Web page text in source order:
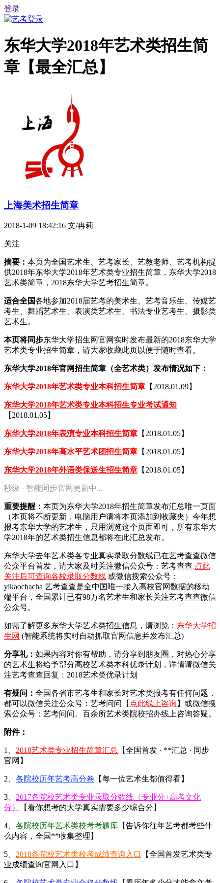
登录
东华大学2018年艺术类招生简
章【最全汇总】
上海美术招生简章
2018-1-09 18:42:16 文/冉莉
关注
摘要： 本页为全国艺术生、艺考家长、艺教老师、艺考机构提
供2018年东华大学2018年艺术类专业招生简章，东华大学2018
艺术类简章，2018东华大学艺考招生简章。
适合全国各地参加2018届艺考的美术生、艺考音乐生、传媒艺
考生、舞蹈艺术生、表演类艺术生、书法专业艺考生、摄影类
艺术生。
本页将同步东华大学招生网官网实时发布最新的2018东华大学
艺术类专业招生简章，请大家收藏此页以便于随时查看。
东华大学2018年官网招生简章（全艺术类）发布情况如下：
东华大学2018年艺术类专业本科招生简章 【2018.01.09】
东华大学2018年艺术类专业本科招生专业考试通知
【2018.01.05】
东华大学2018年表演专业本科招生简章 【2018.01.05】
东华大学2018年高水平艺术团招生简章 【2018.01.05】
东华大学2018年外语类保送生招生简章 【2018.01.05】
秒级 · 智能同步官网更新中...
重要提醒： 本页为东华大学2018年招生简章发布汇总唯一页面
（本页将不断更新，电脑用户请将本页添加到收藏夹）今年想
报考东华大学的艺术生，只用浏览这个页面即可，所有东华大
学2018年的艺术类招生信息都将在此汇总发布。
东华大学去年艺术类各专业真实录取分数线已在艺考查查微信
公众平台首发， 请大家及时关注微信公众号：艺考查查 点此
关注后可查询各校录取分数线 或微信搜索公众号：
yikaochacha 艺考查查是全中国唯一接入高校官网数据的移动
端平台，全国累计已有98万名艺术生和家长关注艺考查查微信
公众号。
如需了解更多东华大学艺术类招生信息，请浏览： 东华大学招
生网 (智能系统将实时自动抓取官网信息并发布汇总)
分享礼： 如果内容对你有帮助，请分享到朋友圈，对热心分享
的艺术生将给予部分高校艺术类本科优录计划，详情请微信关
注艺考查查回复：2018艺术类优录计划
有疑问： 全国各省市艺考生和家长对艺术类报考有任何问题，
都可以微信关注公众号：艺考问问【 点此线上咨询 】或微信搜
索公众号：艺考问问。百余所艺术类院校招办线上咨询答疑。
附件：
1、 2018艺术类专业招生简章汇总
【全国首发 · **汇总 · 同步
官网】
2、 各院校历年艺考高分卷 【每一位艺术生都值得看】
3、 2017各院校艺术类专业录取分数线（专业分+高考文化
分）
【看你想考的大学真实需要多少综合分】
4、 各院校历年艺术类校考考题库 【告诉你往年艺考都考些什
么内容，全国**收集整理】
5、 2018各院校艺术类校考成绩查询入口
【全国首发艺术类专
业成绩查询官网入口】